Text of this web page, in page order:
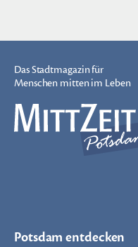
Das Stadtmagazin für
Menschen mitten im Leben
Potsdam entdecken